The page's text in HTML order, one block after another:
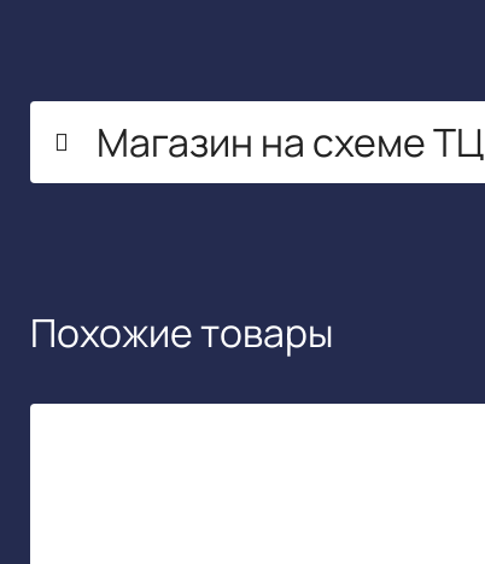
Магазин на схеме ТЦ
Похожие товары